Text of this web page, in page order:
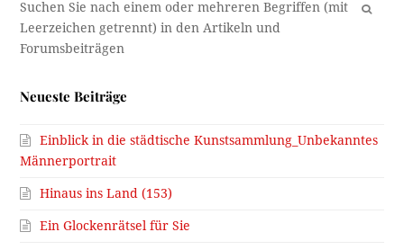
OK
Neueste Beiträge
Einblick in die städtische Kunstsammlung_Unbekanntes
Männerportrait
Hinaus ins Land (153)
Ein Glockenrätsel für Sie